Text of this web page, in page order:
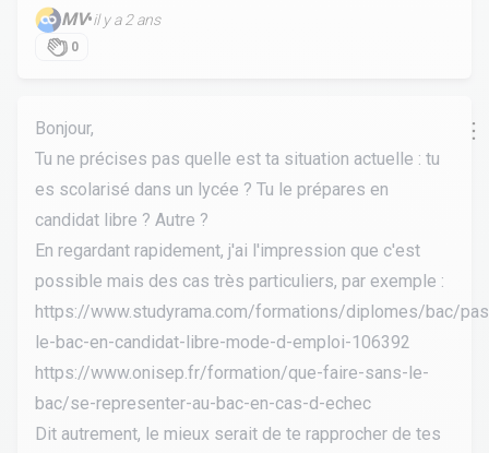
MV•il y a 2 ans
0
Bonjour,
Tu ne précises pas quelle est ta situation actuelle : tu
es scolarisé dans un lycée ? Tu le prépares en
candidat libre ? Autre ?
En regardant rapidement, j'ai l'impression que c'est
possible mais des cas très particuliers, par exemple :
https://www.studyrama.com/formations/diplomes/bac/
le-bac-en-candidat-libre-mode-d-emploi-106392
https://www.onisep.fr/formation/que-faire-sans-le-
bac/se-representer-au-bac-en-cas-d-echec
Dit autrement, le mieux serait de te rapprocher de tes